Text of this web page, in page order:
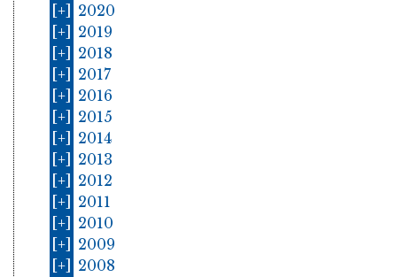
[+]
2020
[+]
2019
[+]
2018
[+]
2017
[+]
2016
[+]
2015
[+]
2014
[+]
2013
[+]
2012
[+]
2011
[+]
2010
[+]
2009
[+]
2008